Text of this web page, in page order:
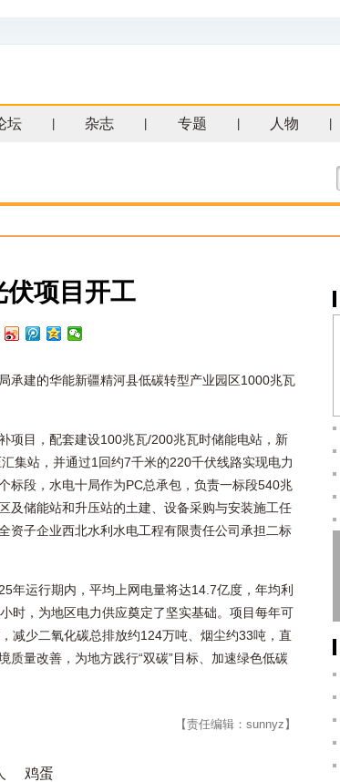
坛 杂志 专题 人物
项目开工
承建的华能新疆精河县低碳转型产业园区1000兆瓦
项目，配套建设100兆瓦/200兆瓦时储能电站，新
集站，并通过1回约7千米的220千伏线路实现电力
标段，水电十局作为PC总承包，负责一标段540兆
及储能站和升压站的土建、设备采购与安装施工任
资子企业西北水利水电工程有限责任公司承担二标
年运行期内，平均上网电量将达14.7亿度，年均利
时，为地区电力供应奠定了坚实基础。项目每年可
减少二氧化碳总排放约124万吨、烟尘约33吨，直
质量改善，为地方践行“双碳”目标、加速绿色低碳
【责任编辑：sunnyz】
鸡蛋